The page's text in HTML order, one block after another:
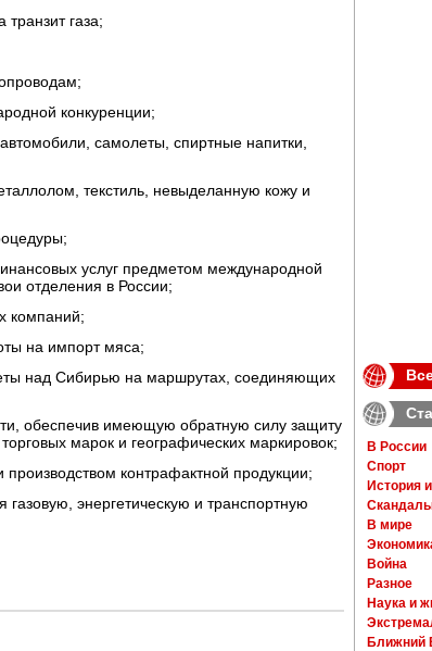
газа;
конкуренции;
самолеты, спиртные напитки,
текстиль, невыделанную кожу и
услуг предметом международной
отделения в России;
компаний;
на импорт мяса;
над Сибирью на маршрутах, соединяющих
обеспечив имеющую обратную силу защиту
марок и географических маркировок;
производством контрафактной продукции;
энергетическую и транспортную
В России
Спорт
История
В мире
Война
Разное
Наука и
Ближний